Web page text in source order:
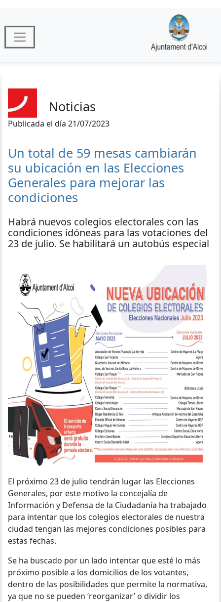
Noticias
Publicada el día 21/07/2023
Un total de 59 mesas cambiarán
su ubicación en las Elecciones
Generales para mejorar las
condiciones
Habrá nuevos colegios electorales con las
condiciones idóneas para las votaciones del
23 de julio. Se habilitará un autobús especial
El próximo 23 de julio tendrán lugar las Elecciones
Generales, por este motivo la concejalía de
Información y Defensa de la Ciudadanía ha trabajado
para intentar que los colegios electorales de nuestra
ciudad tengan las mejores condiciones posibles para
estas fechas.
Se ha buscado por un lado intentar que esté lo más
próximo posible a los domicilios de los votantes,
dentro de las posibilidades que permite la normativa,
ya que no se pueden ‘reorganizar’ o dividir los